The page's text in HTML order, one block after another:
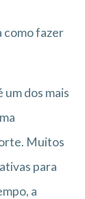
como fazer
dos mais
Muitos
para
a